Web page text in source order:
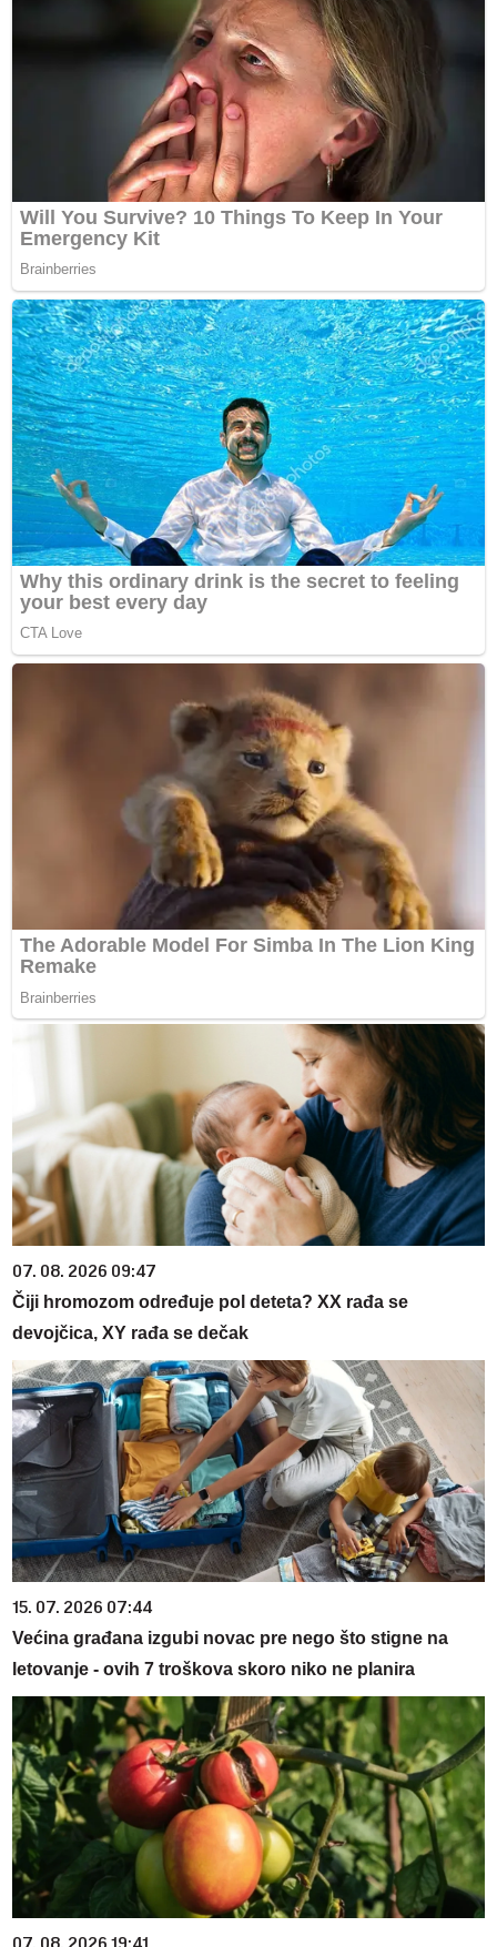
07. 08. 2026 09:47
Čiji hromozom određuje pol deteta? XX rađa se
devojčica, XY rađa se dečak
15. 07. 2026 07:44
Većina građana izgubi novac pre nego što stigne na
letovanje - ovih 7 troškova skoro niko ne planira
07. 08. 2026 19:41